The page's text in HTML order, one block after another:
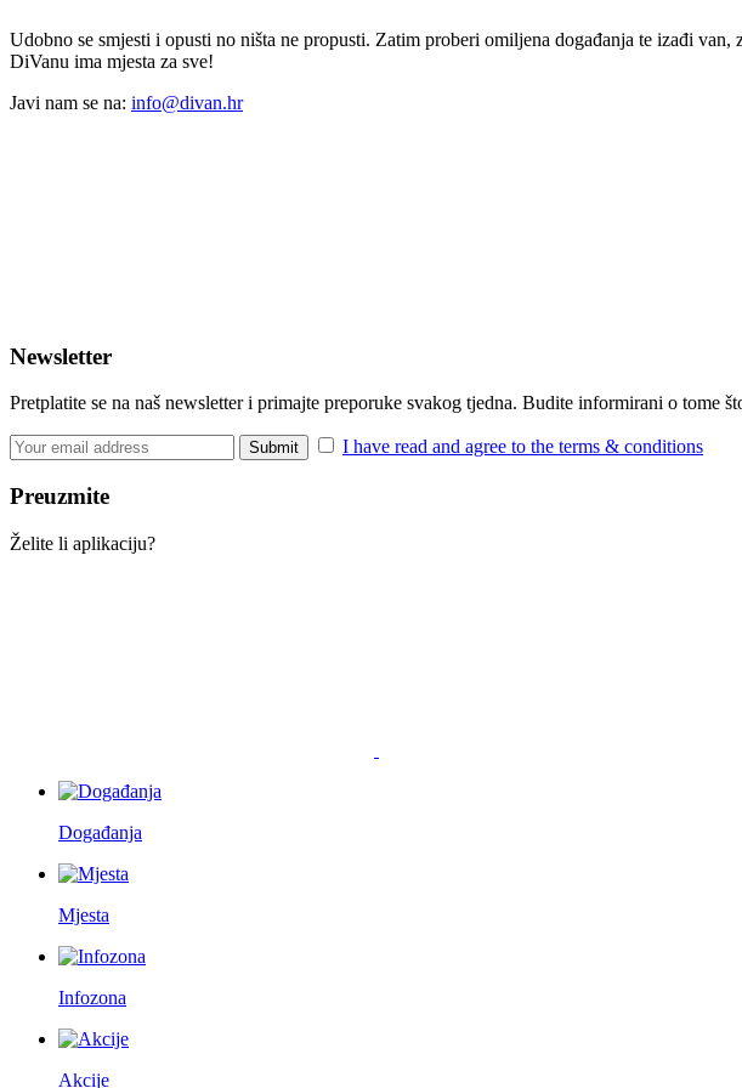
Udobno se smjesti i opusti no ništa ne propusti. Zatim proberi omiljena događanja te izađi
DiVanu ima mjesta za sve!
Javi nam se na: info@divan.hr
Newsletter
Pretplatite se na naš newsletter i primajte preporuke svakog tjedna. Budite informirani o tome
I have read and agree to the terms & conditions
Preuzmite
Želite li aplikaciju?
Događanja
Mjesta
Infozona
Akcije